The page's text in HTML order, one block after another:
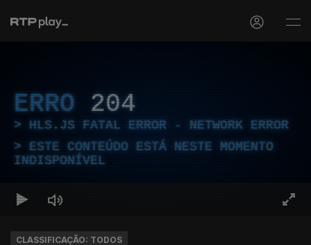
ERRO 204
HLS.JS FATAL ERROR - NETWORK ERROR
ESTE CONTEÚDO ESTÁ NESTE MOMENTO
INDISPONÍVEL
CLASSIFICAÇÃO: TODOS